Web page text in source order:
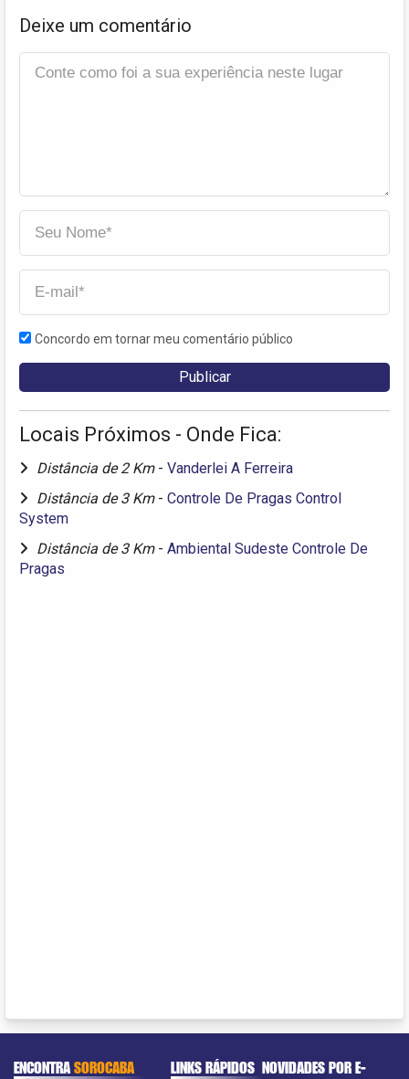
Deixe um comentário
Concordo em tornar meu comentário público
Locais Próximos - Onde Fica:
Distância de 2 Km - Vanderlei A Ferreira
Distância de 3 Km - Controle De Pragas Control
System
Distância de 3 Km - Ambiental Sudeste Controle De
Pragas
ENCONTRASOROCABA LINKS RÁPIDOS NOVIDADES POR E-